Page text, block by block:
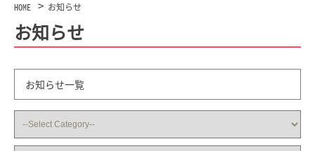
HOME お知らせ
お知らせ
お知らせ一覧